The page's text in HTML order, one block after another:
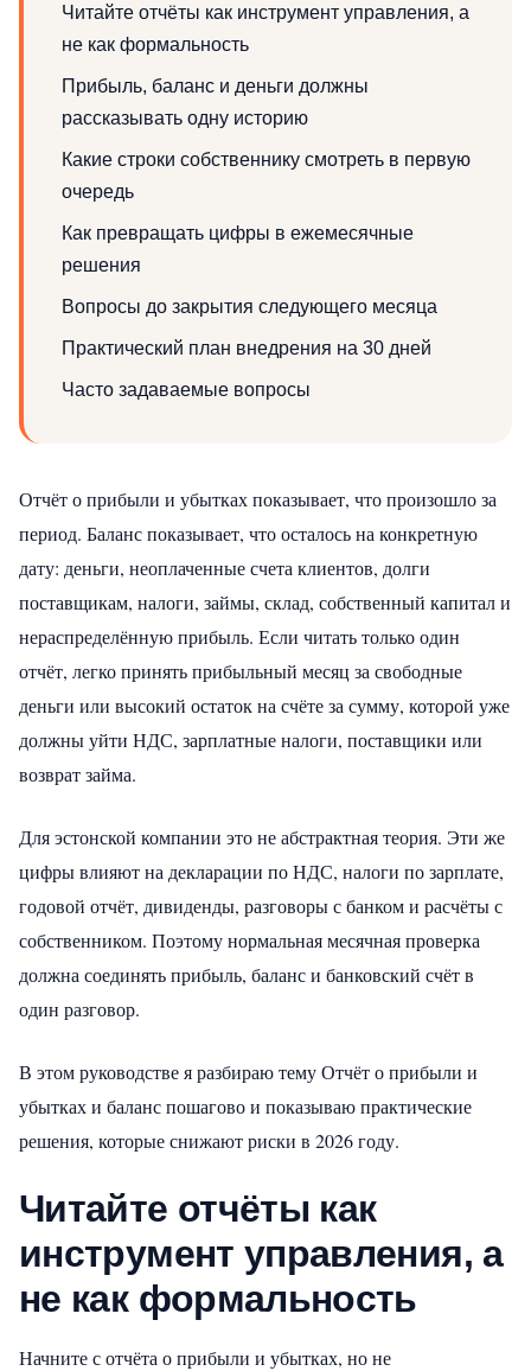
Читайте отчёты как инструмент управления, а
не как формальность
Прибыль, баланс и деньги должны
рассказывать одну историю
Какие строки собственнику смотреть в первую
очередь
Как превращать цифры в ежемесячные
решения
Вопросы до закрытия следующего месяца
Практический план внедрения на 30 дней
Часто задаваемые вопросы
Отчёт о прибыли и убытках показывает, что произошло за
период. Баланс показывает, что осталось на конкретную
дату: деньги, неоплаченные счета клиентов, долги
поставщикам, налоги, займы, склад, собственный капитал и
нераспределённую прибыль. Если читать только один
отчёт, легко принять прибыльный месяц за свободные
деньги или высокий остаток на счёте за сумму, которой уже
должны уйти НДС, зарплатные налоги, поставщики или
возврат займа.
Для эстонской компании это не абстрактная теория. Эти же
цифры влияют на декларации по НДС, налоги по зарплате,
годовой отчёт, дивиденды, разговоры с банком и расчёты с
собственником. Поэтому нормальная месячная проверка
должна соединять прибыль, баланс и банковский счёт в
один разговор.
В этом руководстве я разбираю тему Отчёт о прибыли и
убытках и баланс пошагово и показываю практические
решения, которые снижают риски в 2026 году.
Читайте отчёты как
инструмент управления, а
не как формальность
Начните с отчёта о прибыли и убытках, но не